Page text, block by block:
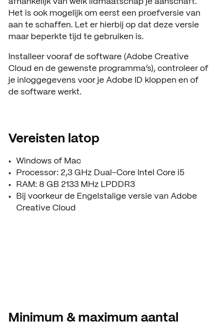
Het is ook mogelijk om eerst een proefversie van
aan te schaffen. Let er hierbij op dat deze versie
maar beperkte tijd te gebruiken is.
Installeer vooraf de software (Adobe Creative
Cloud en de gewenste programma’s), controleer of
je inloggegevens voor je Adobe ID kloppen en of
de software werkt.
Vereisten latop
Windows of Mac
Processor: 2,3 GHz Dual-Core Intel Core i5
RAM: 8 GB 2133 MHz LPDDR3
Bij voorkeur de Engelstalige versie van Adobe
Creative Cloud
Minimum & maximum aantal